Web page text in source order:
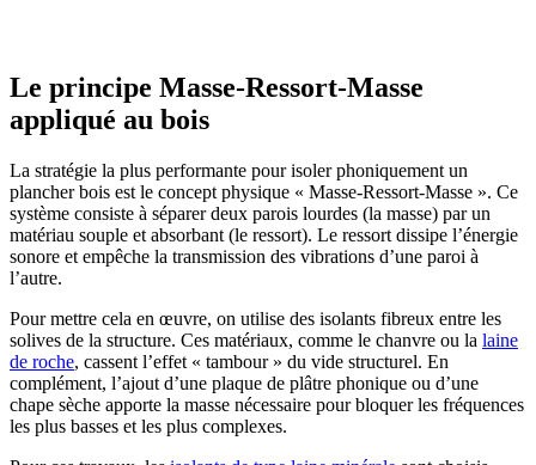
Le principe Masse-Ressort-Masse
appliqué au bois
La stratégie la plus performante pour isoler phoniquement un
plancher bois est le concept physique « Masse-Ressort-Masse ». Ce
système consiste à séparer deux parois lourdes (la masse) par un
matériau souple et absorbant (le ressort). Le ressort dissipe l’énergie
sonore et empêche la transmission des vibrations d’une paroi à
l’autre.
Pour mettre cela en œuvre, on utilise des isolants fibreux entre les
solives de la structure. Ces matériaux, comme le chanvre ou la laine
de roche, cassent l’effet « tambour » du vide structurel. En
complément, l’ajout d’une plaque de plâtre phonique ou d’une
chape sèche apporte la masse nécessaire pour bloquer les fréquences
les plus basses et les plus complexes.